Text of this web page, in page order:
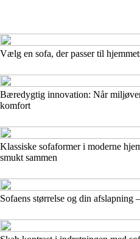
Vælg en sofa, der passer til
Bæredygtig innovation: Når
komfort
Klassiske sofaformer i moderne
smukt sammen
Sofaens størrelse og din afslapning